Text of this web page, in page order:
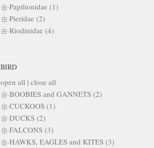
Papilionidae (1)
Pieridae (2)
Riodinidae (4)
BIRD
open all | close all
BOOBIES and GANNETS (2)
CUCKOOS (1)
DUCKS (2)
FALCONS (3)
HAWKS, EAGLES and KITES (3)